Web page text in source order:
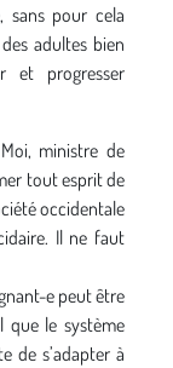
sans pour cela
adultes bien
et progresser
ministre de
tout esprit de
occidentale
Il ne faut
e peut être
que le système
de s’adapter à